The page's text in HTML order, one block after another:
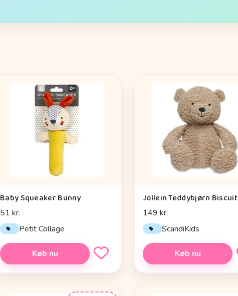
Baby Squeaker Bunny
51 kr.
Petit Collage
Køb nu
Jollein Teddybjørn Biscuit
149 kr.
ScandiKids
Køb nu